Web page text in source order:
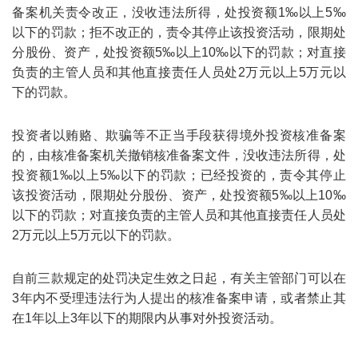
备案机关责令改正，没收违法所得，处投资额1‰以上5‰
以下的罚款；拒不改正的，责令其停止该投资活动，限期处
分股份、资产，处投资额5‰以上10‰以下的罚款；对直接
负责的主管人员和其他直接责任人员处2万元以上5万元以
下的罚款。
投资者以贿赂、欺骗等不正当手段获得境外投资核准备案
的，由核准备案机关撤销核准备案文件，没收违法所得，处
投资额1‰以上5‰以下的罚款；已经投资的，责令其停止
该投资活动，限期处分股份、资产，处投资额5‰以上10‰
以下的罚款；对直接负责的主管人员和其他直接责任人员处
2万元以上5万元以下的罚款。
自前三款规定的处罚决定生效之日起，有关主管部门可以在
3年内不受理违法行为人提出的核准备案申请，或者禁止其
在1年以上3年以下的期限内从事对外投资活动。